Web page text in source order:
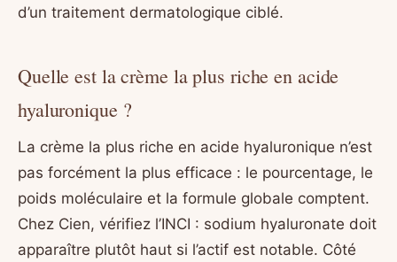
d’un traitement dermatologique ciblé.
Quelle est la crème la plus riche en acide
hyaluronique ?
La crème la plus riche en acide hyaluronique n’est
pas forcément la plus efficace : le pourcentage, le
poids moléculaire et la formule globale comptent.
Chez Cien, vérifiez l’INCI : sodium hyaluronate doit
apparaître plutôt haut si l’actif est notable. Côté